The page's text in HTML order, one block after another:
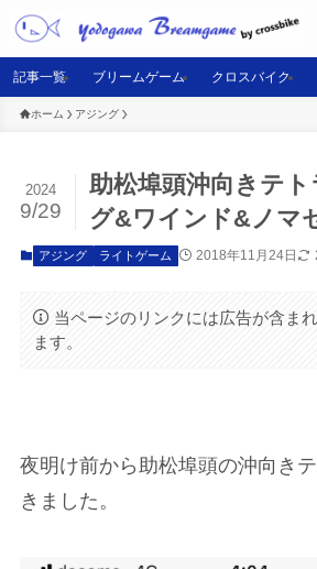
記事一覧 ブリームゲーム クロスバイク
ホーム アジング
助松埠頭沖向きテ
グ&ワインド&ノマ
2024
9/29
アジング ライトゲーム 2018年11月24日
当ページのリンクには広告が含ま
ます。
夜明け前から助松埠頭の沖向き
きました。